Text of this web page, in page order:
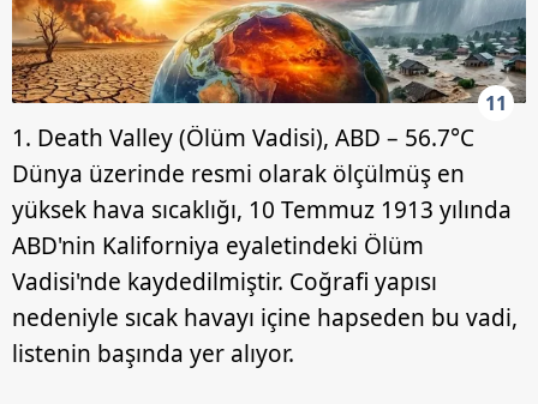
11
1. Death Valley (Ölüm Vadisi), ABD – 56.7°C
Dünya üzerinde resmi olarak ölçülmüş en
yüksek hava sıcaklığı, 10 Temmuz 1913 yılında
ABD'nin Kaliforniya eyaletindeki Ölüm
Vadisi'nde kaydedilmiştir. Coğrafi yapısı
nedeniyle sıcak havayı içine hapseden bu vadi,
listenin başında yer alıyor.